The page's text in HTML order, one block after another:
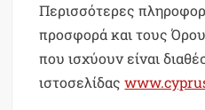
Περισσότερες
προσφορά και τους
που ισχύουν είναι
ιστοσελίδας